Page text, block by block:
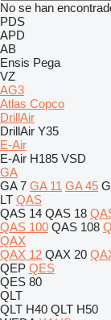
No se han
PDS
APD
AB
Ensis Pega
VZ
AG3
Atlas Copco
DrillAir
DrillAir Y35
E-Air
E-Air H185 VSD
GA
GA 7 GA 11 GA 45
LT QAS
QAS 14 QAS 18
QAS 100 QAS 108
QAX
QAX 12 QAX 20
QEP QES
QES 80
QLT
QLT H40 QLT H50